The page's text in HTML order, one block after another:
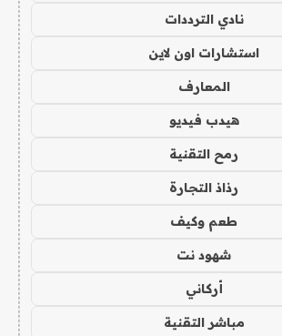
نادي الترددات
استشارات اون لاين
المعارف
هيدب فيديو
رمح التقنية
رذاذ التجارة
طعم وكيف
شهود نت
أركاني
مباشر التقنية